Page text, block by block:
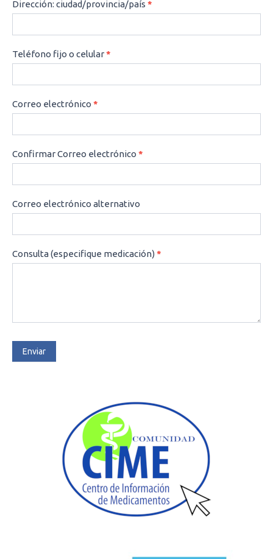
Dirección: ciudad/provincia/país *
Teléfono fijo o celular*
Correo electrónico *
Confirmar Correo electrónico *
Correo electrónico alternativo
Consulta (especifique medicación)*
Enviar